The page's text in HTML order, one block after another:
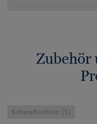
Zubehör
Schweißschnur (1)